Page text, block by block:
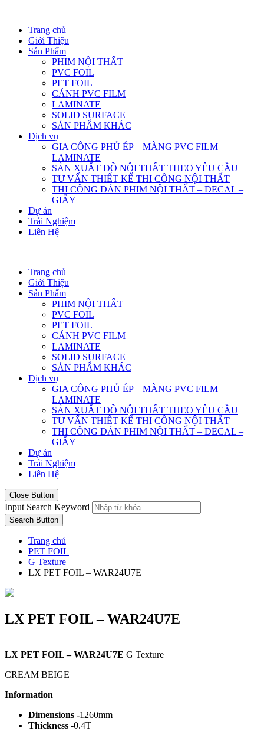
Trang chủ
Giới Thiệu
Sản Phẩm
PHIM NỘI THẤT
PVC FOIL
PET FOIL
CÁNH PVC FILM
LAMINATE
SOLID SURFACE
SẢN PHẨM KHÁC
Dịch vụ
GIA CÔNG PHỦ ÉP – MÀNG PVC FILM –
LAMINATE
SẢN XUẤT ĐỒ NỘI THẤT THEO YÊU CẦU
TƯ VẤN THIẾT KẾ THI CÔNG NỘI THẤT
THI CÔNG DÁN PHIM NỘI THẤT – DECAL –
GIẤY
Dự án
Trải Nghiệm
Liên Hệ
Trang chủ
Giới Thiệu
Sản Phẩm
PHIM NỘI THẤT
PVC FOIL
PET FOIL
CÁNH PVC FILM
LAMINATE
SOLID SURFACE
SẢN PHẨM KHÁC
Dịch vụ
GIA CÔNG PHỦ ÉP – MÀNG PVC FILM –
LAMINATE
SẢN XUẤT ĐỒ NỘI THẤT THEO YÊU CẦU
TƯ VẤN THIẾT KẾ THI CÔNG NỘI THẤT
THI CÔNG DÁN PHIM NỘI THẤT – DECAL –
GIẤY
Dự án
Trải Nghiệm
Liên Hệ
Close Button
Input Search Keyword
Search Button
Trang chủ
PET FOIL
G Texture
LX PET FOIL – WAR24U7E
LX PET FOIL – WAR24U7E
LX PET FOIL – WAR24U7E G Texture
CREAM BEIGE
Information
Dimensions -1260mm
Thickness -0.4T